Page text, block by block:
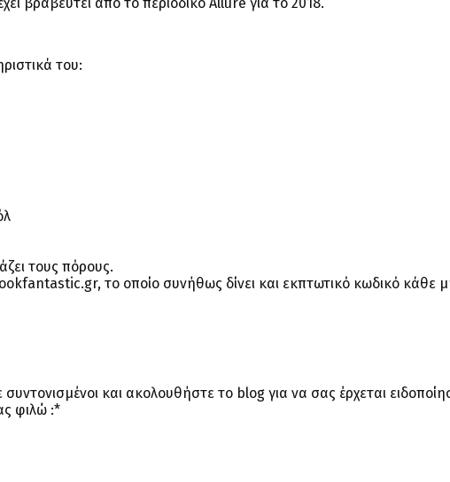
του:
τους πόρους.
το οποίο συνήθως δίνει και εκπτωτικό κωδικό κάθε
και ακολουθήστε το blog για να σας έρχεται
φιλώ :*